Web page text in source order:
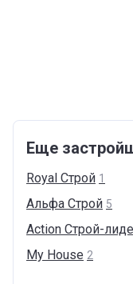
Еще
Royal Cтрой 1
Альфа Строй 5
Action Cтрой-
My House 2